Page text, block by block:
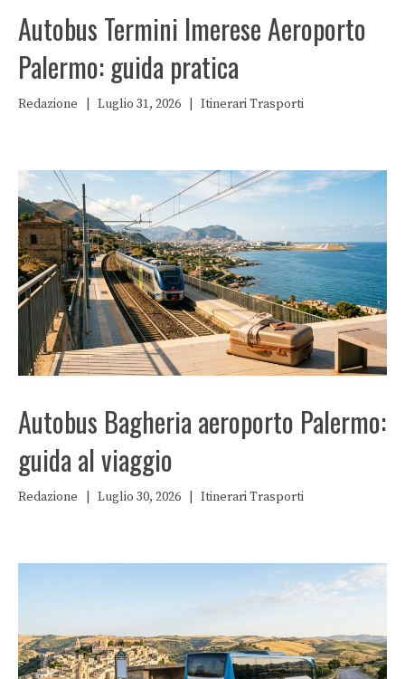
Autobus Termini Imerese Aeroporto
Palermo: guida pratica
Redazione Luglio 31, 2026 ItinerariTrasporti
Autobus Bagheria aeroporto Palermo:
guida al viaggio
Redazione Luglio 30, 2026 ItinerariTrasporti